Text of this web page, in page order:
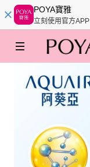
POYA寶雅
立刻使用官方APP